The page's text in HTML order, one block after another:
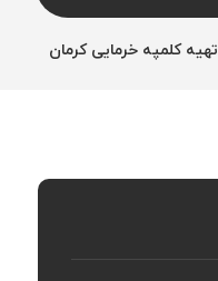
تهیه کلمپه خرمایی کرمان